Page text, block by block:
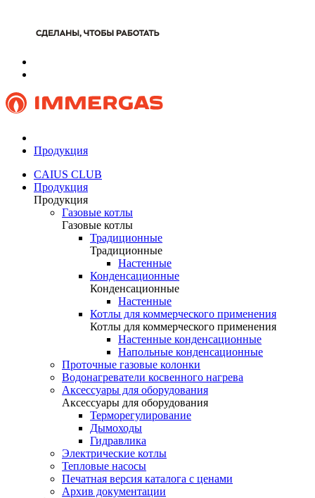
Продукция
CAIUS CLUB
Продукция
Продукция
Газовые котлы
Газовые котлы
Традиционные
Традиционные
Настенные
Конденсационные
Конденсационные
Настенные
Котлы для коммерческого применения
Котлы для коммерческого применения
Настенные конденсационные
Напольные конденсационные
Проточные газовые колонки
Водонагреватели косвенного нагрева
Аксессуары для оборудования
Аксессуары для оборудования
Терморегулирование
Дымоходы
Гидравлика
Электрические котлы
Тепловые насосы
Печатная версия каталога с ценами
Архив документации